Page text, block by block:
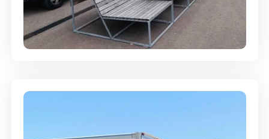
Umzugsreinigung - mit
Abgabegarantie